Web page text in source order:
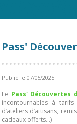
Pass'
Publié le 07/05/2025
Le Pass' Découvertes
incontournables à
d’ateliers d’artisans,
cadeaux offerts…)